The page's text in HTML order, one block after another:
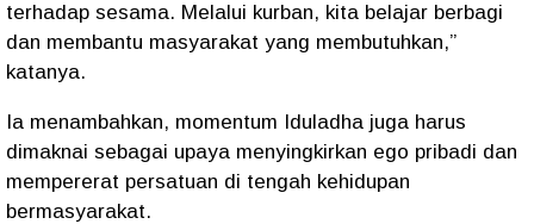
terhadap sesama. Melalui kurban, kita belajar berbagi
dan membantu masyarakat yang membutuhkan,”
katanya.
Ia menambahkan, momentum Iduladha juga harus
dimaknai sebagai upaya menyingkirkan ego pribadi dan
mempererat persatuan di tengah kehidupan
bermasyarakat.